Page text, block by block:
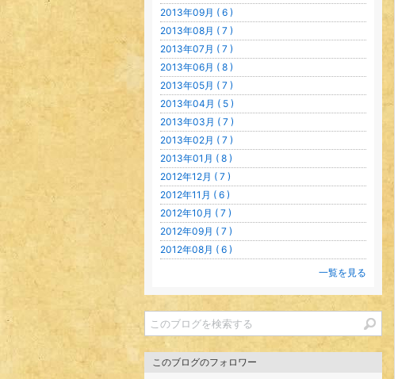
2013年09月 ( 6 )
2013年08月 ( 7 )
2013年07月 ( 7 )
2013年06月 ( 8 )
2013年05月 ( 7 )
2013年04月 ( 5 )
2013年03月 ( 7 )
2013年02月 ( 7 )
2013年01月 ( 8 )
2012年12月 ( 7 )
2012年11月 ( 6 )
2012年10月 ( 7 )
2012年09月 ( 7 )
2012年08月 ( 6 )
一覧を見る
このブログのフォロワー